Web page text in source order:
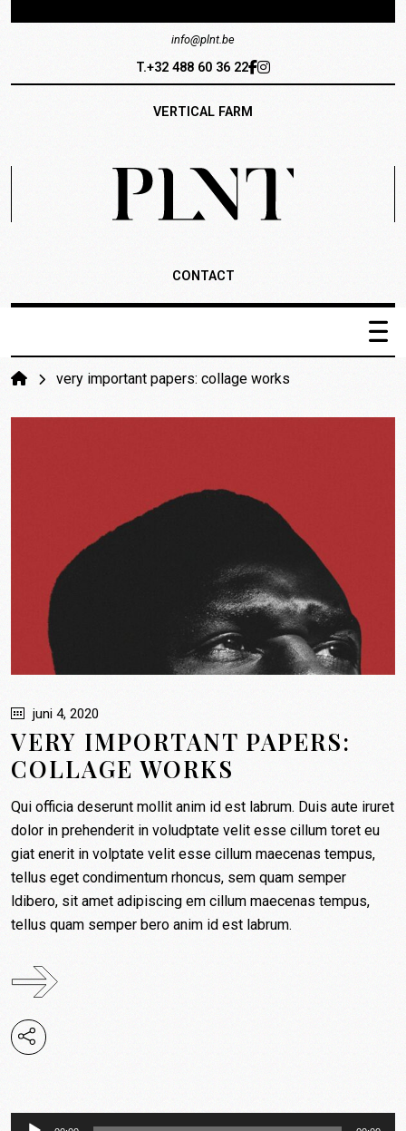
info@plnt.be
T.+32 488 60 36 22
VERTICAL FARM
CONTACT
Het systeem
Winkelmand
very important papers: collage works
juni 4, 2020
VERY IMPORTANT PAPERS:
COLLAGE WORKS
Qui officia deserunt mollit anim id est labrum. Duis aute iruret
dolor in prehenderit in voludptate velit esse cillum toret eu
giat enerit in volptate velit esse cillum maecenas tempus,
tellus eget condimentum rhoncus, sem quam semper
ldibero, sit amet adipiscing em cillum maecenas tempus,
tellus quam semper bero anim id est labrum.
Audiospeler